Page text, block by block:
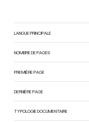
LANGUE PRINCIPALE
NOMBRE DE PAGES
PREMIÈRE PAGE
DERNIÈRE PAGE
TYPOLOGIE DOCUMENTAIRE